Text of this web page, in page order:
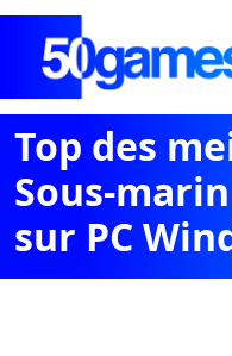
Top des
Sous-
sur PC